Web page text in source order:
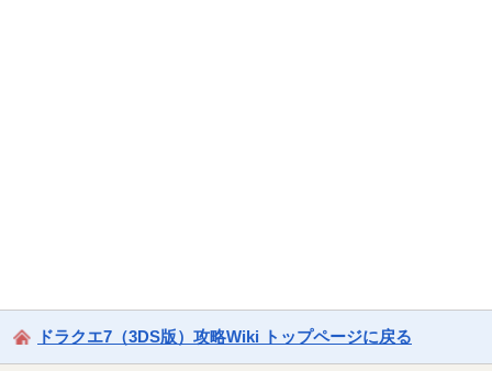
ドラクエ7（3DS版）攻略Wiki トップページに戻る